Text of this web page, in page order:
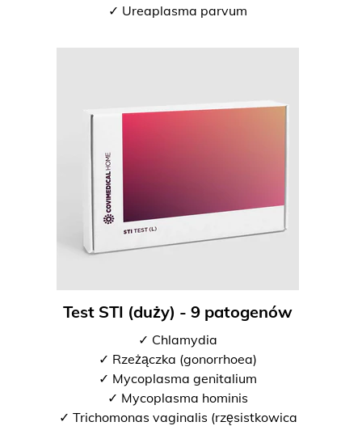
✓ Ureaplasma parvum
Test STI (duży) - 9 patogenów
✓ Chlamydia
✓ Rzeżączka (gonorrhoea)
✓ Mycoplasma genitalium
✓ Mycoplasma hominis
✓ Trichomonas vaginalis (rzęsistkowica